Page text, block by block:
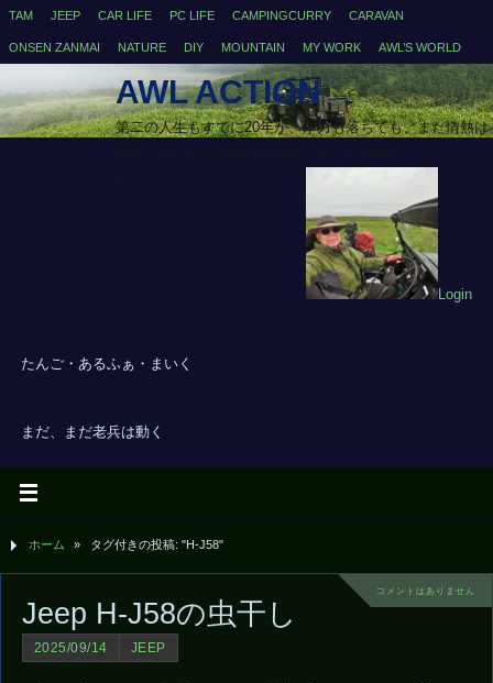
TAM JEEP CAR LIFE PC LIFE CAMPINGCURRY CARAVAN
ONSEN ZANMAI NATURE DIY MOUNTAIN MY WORK AWL’S WORLD
AWL ACTION
第二の人生もすでに20年が、体力も落ちても、まだ情熱は
Login
たんご・あるふぁ・まいく
まだ、まだ老兵は動く
ホーム » タグ付きの投稿: "H-J58"
コメントはありません
Jeep H-J58の虫干し
2025/09/14 JEEP